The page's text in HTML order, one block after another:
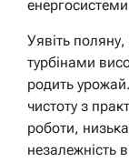
Уявіть
турбінами
родить
чистоту з
роботи, низька
незалежність